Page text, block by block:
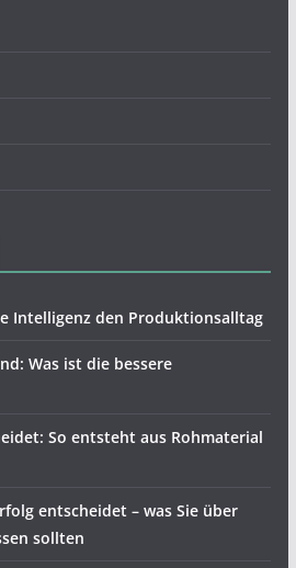
Intelligenz den Produktionsalltag
Was ist die bessere
So entsteht aus Rohmaterial
entscheidet – was Sie über
sollten